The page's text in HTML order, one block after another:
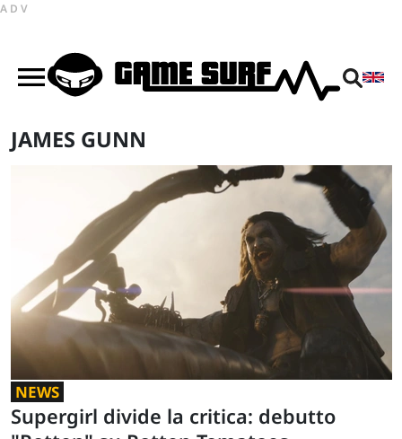
ADV
JAMES GUNN
NEWS
Supergirl divide la critica: debutto